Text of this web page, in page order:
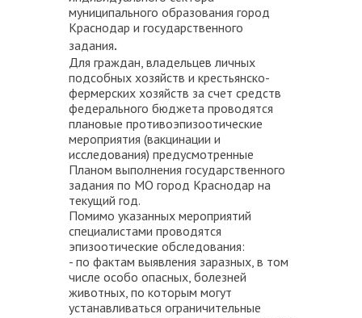
муниципального образования город
Краснодар и государственного
задания.
Для граждан, владельцев личных
подсобных хозяйств и крестьянско-
фермерских хозяйств за счет средств
федерального бюджета проводятся
плановые противоэпизоотические
мероприятия (вакцинации и
исследования) предусмотренные
Планом выполнения государственного
задания по МО город Краснодар на
текущий год.
Помимо указанных мероприятий
специалистами проводятся
эпизоотические обследования:
- по фактам выявления заразных, в том
числе особо опасных, болезней
животных, по которым могут
устанавливаться ограничительные